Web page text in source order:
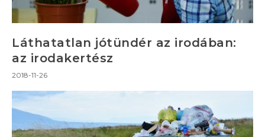
Láthatatlan jótündér az irodában:
az irodakertész
2018-11-26